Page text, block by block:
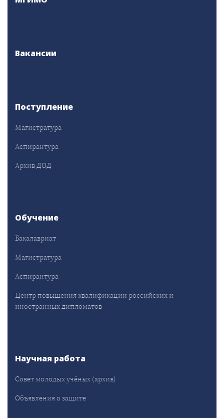
Вакансии
Поступление
Магистратура
Аспирантура
Архив ДОД
Обучение
Бакалавриат
Магистратура
Аспирантура
Центр повышения квалификации российских и
иностранных дипломатов
Научная работа
Совет молодых учёных (архив)
Объявления о защите